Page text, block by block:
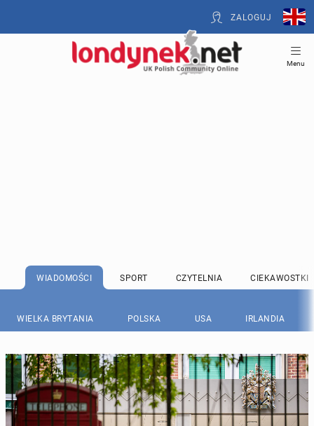
ZALOGUJ
Menu
WIADOMOŚCI SPORT CZYTELNIA CIEKAWOSTKI
WIELKA BRYTANIA POLSKA USA IRLANDIA